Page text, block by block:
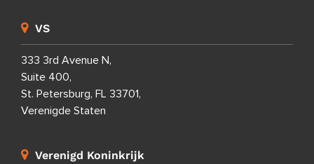
VS
333 3rd Avenue N,
Suite 400,
St. Petersburg, FL 33701,
Verenigde Staten
Verenigd Koninkrijk